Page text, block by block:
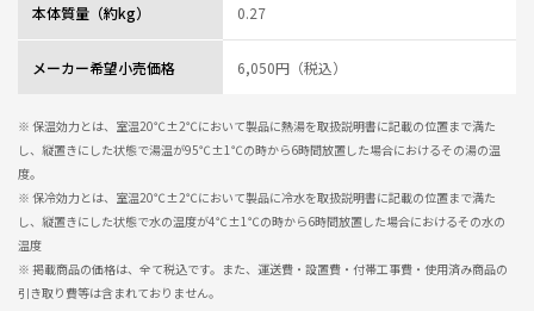
本体質量（約kg） 0.27
メーカー希望小売価格 6,050円（税込）
※ 保温効力とは、室温20℃±2℃において製品に熱湯を取扱説明書に記載の位置まで満た
し、縦置きにした状態で湯温が95℃±1℃の時から6時間放置した場合におけるその湯の温
度。
※ 保冷効力とは、室温20℃±2℃において製品に冷水を取扱説明書に記載の位置まで満た
し、縦置きにした状態で水の温度が4℃±1℃の時から6時間放置した場合におけるその水の
温度
※ 掲載商品の価格は、全て税込です。また、運送費・設置費・付帯工事費・使用済み商品の
引き取り費等は含まれておりません。